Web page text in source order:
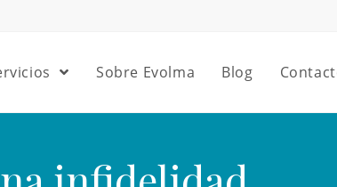
Sobre Evolma Blog